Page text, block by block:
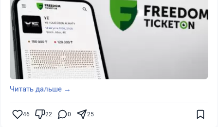
Читать дальше →
46 22 0 25